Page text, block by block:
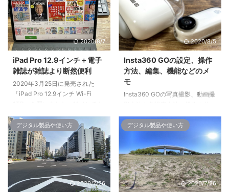
2020/8/7
iPad Pro 12.9インチ＋電子
雑誌が雑誌より断然便利
2020年3月25日に発売された
「iPad Pro 12.9インチ Wi-Fi
ったのですが、結論は12.9インチ
で正解でしたね。 iPad Pro 12.9
インチ＋電子雑誌が雑誌より断然
便利 12.9インチはとても使いや
すい 今まで使っていた「iPad
Pro 9.8インチ」に慣れていたの
で、iPad Pro 12.9インチはかなり
2020/8/5
Insta360 GOの設定、操作
方法、編集、機能などのメ
モ
Insta360 GOの写真撮影、動画撮
方、編集方法や仕様や機能などを
まとめたメモ。 Insta360 GOの
設定、操作方法、編集、機能 参
考：Insta360 ONE Rの設定、操
作方法、編集、機能などのメモ
Insta360 GOの仕様 Insta360 GO
のカメラと充電ケースの仕様。
カメラの仕様 カメラ重量：18.3g
デジタル製品や使い方
2020/7/26
デジタル製品や使い方
2020/7/26